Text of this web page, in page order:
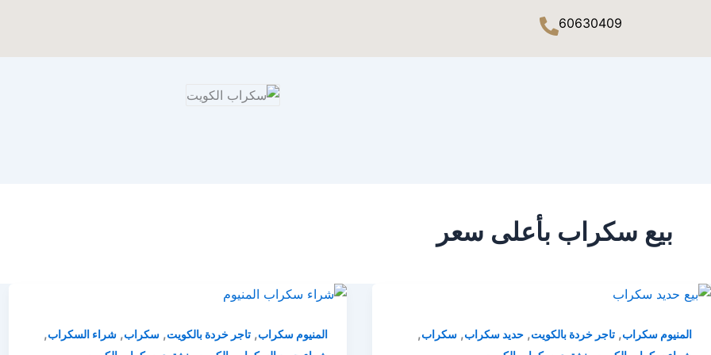
60630409
بيع سكراب بأعلى سعر
المنيوم سكراب, تاجر خردة بالكويت, حديد سكراب, سكراب, المنيوم سكراب, تاجر خردة بالكويت, سكراب, شراء السكراب,